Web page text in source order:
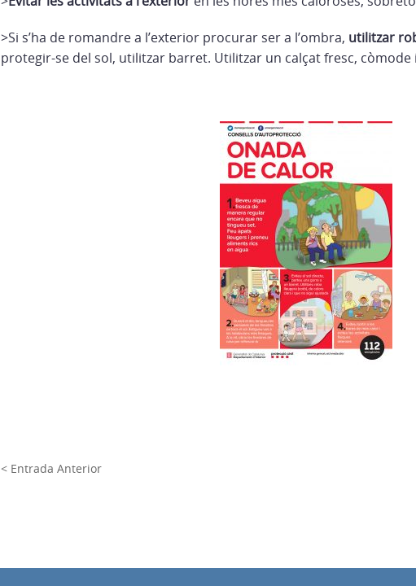
>Si s’ha de romandre a l’exterior procurar ser a l’ombra, utilitzar
protegir-se del sol, utilitzar barret. Utilitzar un calçat fresc,
< Entrada Anterior